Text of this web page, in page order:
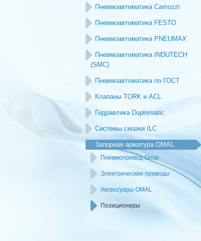
Пневмоавтоматика Camozzi
Пневмоавтоматика FESTO
Пневмоавтоматика PNEUMAX
Пневмоавтоматика INDUTECH
(SMC)
Пневмоавтоматика по ГОСТ
Клапаны TORK и ACL
Гидравлика Duplomatic
Системы смазки ILC
Запорная арматура OMAL
Пневмопривод Omal
Электрические приводы
Аксессуары OMAL
Позиционеры